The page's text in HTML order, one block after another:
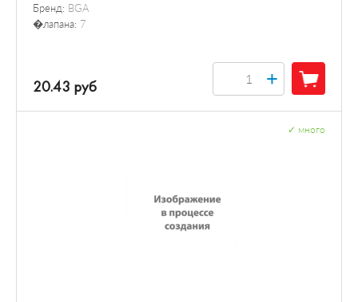
Бренд: BGA
�лапана: 7
20.43 руб +
много